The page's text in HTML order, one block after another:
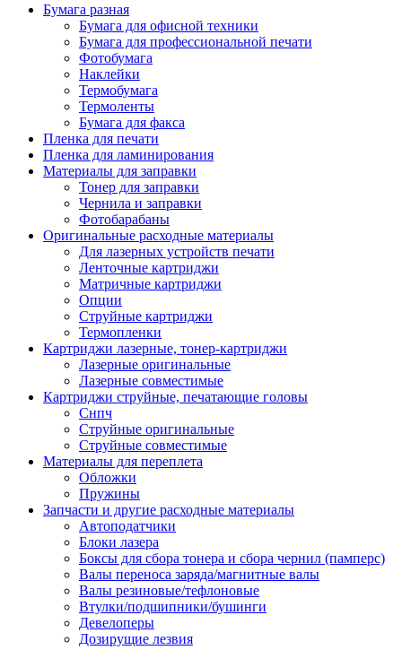
Другие картриджи и твердые чернила
Картриджи и твердые чернила
Картриджи матричные, чернила
Расходные материалы для профессиональной
печати
Электрика
Изделия для прокладки кабеля и
Арматура кабельная/изоляционные
материалы
Гильза соединительная для
алюминиевых проводников под
опрессовку
проводников под опрессовку
Гильза соединительная со
болтами
Заглушка термоусадочная
ответвительный
Муфта кабельная концевая
Муфта кабельная соединительная
Наконечник быстроразмыкаемый
Наконечник кабельный со
Наконечник кабельный трубчатый
медных проводников
Наконечник обжимной кабельный
медных проводников
din 46236
Наконечник-гильза для медных
проводников
Пружина постоянного давления
Сжим ответвительный,
Бумага разная
Бумага для офисной техники
Бумага для профессиональной печати
Фотобумага
Наклейки
Термобумага
Термоленты
Бумага для факса
Пленка для печати
Пленка для ламинирования
Материалы для заправки
Тонер для заправки
Чернила и заправки
Фотобарабаны
Оригинальные расходные материалы
Для лазерных устройств печати
Ленточные картриджи
Матричные картриджи
Опции
Струйные картриджи
Термопленки
Картриджи лазерные, тонер-картриджи
Лазерные оригинальные
Лазерные совместимые
Картриджи струйные, печатающие головы
Снпч
Струйные оригинальные
Струйные совместимые
Материалы для переплета
Обложки
Пружины
Запчасти и другие расходные материалы
Автоподатчики
Блоки лазера
Боксы для сбора тонера и сбора чернил (памперс)
Валы переноса заряда/магнитные валы
Валы резиновые/тефлоновые
Втулки/подшипники/бушинги
Девелоперы
Дозирущие лезвия